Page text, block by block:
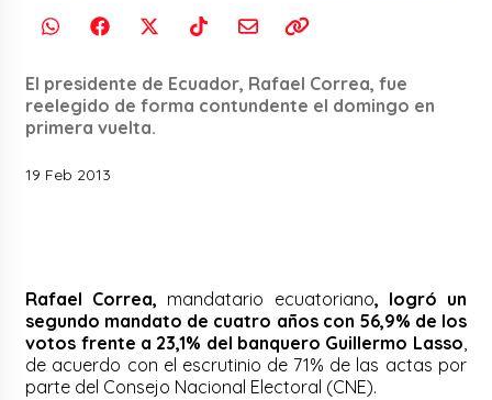
El presidente de Ecuador, Rafael Correa, fue
reelegido de forma contundente el domingo en
primera vuelta.
19 Feb 2013
Rafael Correa, mandatario ecuatoriano, logró un
segundo mandato de cuatro años con 56,9% de los
votos frente a 23,1% del banquero Guillermo Lasso,
de acuerdo con el escrutinio de 71% de las actas por
parte del Consejo Nacional Electoral (CNE).